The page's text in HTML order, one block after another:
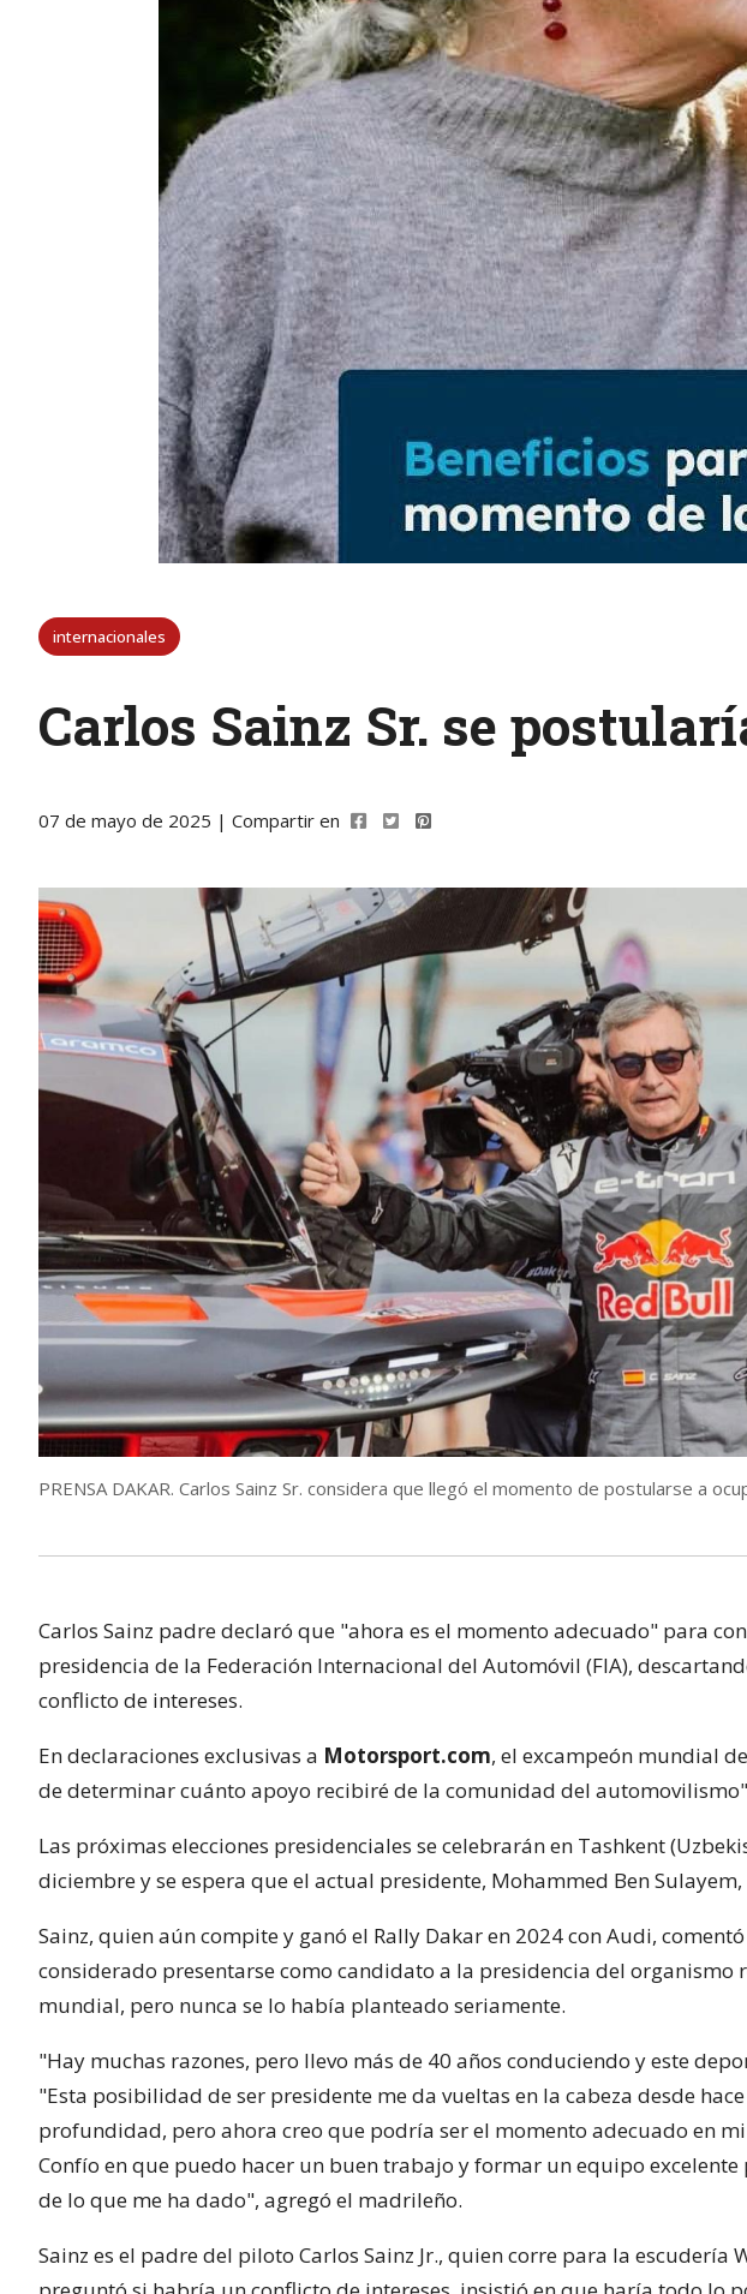
internacionales
Carlos Sainz Sr. se
07 de mayo de 2025 | Compartir en
PRENSA DAKAR. Carlos Sainz Sr. considera que llegó el momento de postularse a
Carlos Sainz padre declaró que "ahora es el momento adecuado" para
presidencia de la Federación Internacional del Automóvil (FIA),
conflicto de intereses.
En declaraciones exclusivas a Motorsport.com, el excampeón mundial
de determinar cuánto apoyo recibiré de la comunidad del
Las próximas elecciones presidenciales se celebrarán en Tashkent
diciembre y se espera que el actual presidente, Mohammed Ben
Sainz, quien aún compite y ganó el Rally Dakar en 2024 con Audi,
considerado presentarse como candidato a la presidencia del organismo
mundial, pero nunca se lo había planteado seriamente.
"Hay muchas razones, pero llevo más de 40 años conduciendo y este
"Esta posibilidad de ser presidente me da vueltas en la cabeza desde
profundidad, pero ahora creo que podría ser el momento adecuado en
Confío en que puedo hacer un buen trabajo y formar un equipo
de lo que me ha dado", agregó el madrileño.
Sainz es el padre del piloto Carlos Sainz Jr., quien corre para la escudería